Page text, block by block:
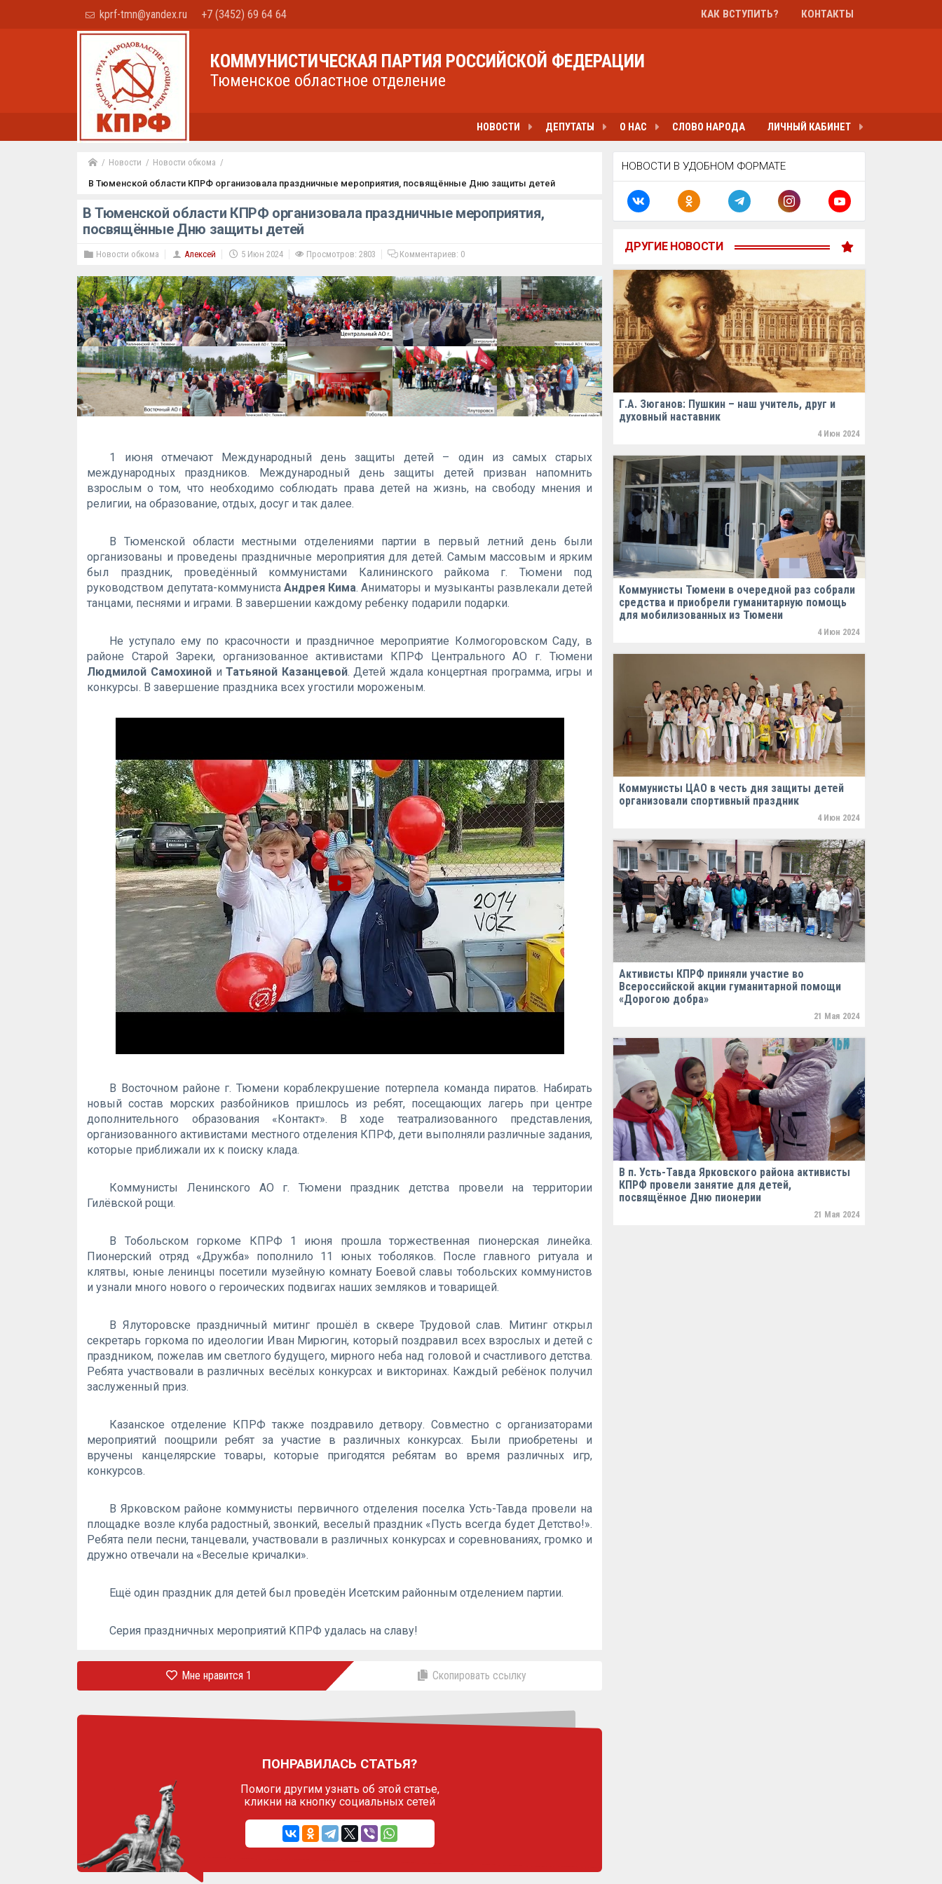
kprf-tmn@yandex.ru +7 (3452) 69 64 64 КАК ВСТУПИТЬ? КОНТАКТЫ
КОММУНИСТИЧЕСКАЯ ПАРТИЯ РОССИЙСКОЙ ФЕДЕРАЦИИ
Тюменское областное отделение
НОВОСТИ ДЕПУТАТЫ О НАС СЛОВО НАРОДА ЛИЧНЫЙ КАБИНЕТ
Новости
Новости обкома
В Тюменской области КПРФ организовала праздничные мероприятия, посвящённые Дню защиты детей
В Тюменской области КПРФ организовала праздничные мероприятия,
посвящённые Дню защиты детей
Новости обкома Алексей 5 Июн 2024 Просмотров: 2803 Комментариев: 0
1 июня отмечают Международный день защиты детей – один из самых старых
международных праздников. Международный день защиты детей призван напомнить
взрослым о том, что необходимо соблюдать права детей на жизнь, на свободу мнения и
религии, на образование, отдых, досуг и так далее.
В Тюменской области местными отделениями партии в первый летний день были
организованы и проведены праздничные мероприятия для детей. Самым массовым и ярким
был праздник, проведённый коммунистами Калининского райкома г. Тюмени под
руководством депутата-коммуниста Андрея Кима. Аниматоры и музыканты развлекали детей
танцами, песнями и играми. В завершении каждому ребенку подарили подарки.
Не уступало ему по красочности и праздничное мероприятие Колмогоровском Саду, в
районе Старой Зареки, организованное активистами КПРФ Центрального АО г. Тюмени
Людмилой СамохинойиТатьяной Казанцевой. Детей ждала концертная программа, игры и
конкурсы. В завершение праздника всех угостили мороженым.
В Восточном районе г. Тюмени кораблекрушение потерпела команда пиратов. Набирать
новый состав морских разбойников пришлось из ребят, посещающих лагерь при центре
дополнительного образования «Контакт». В ходе театрализованного представления,
организованного активистами местного отделения КПРФ, дети выполняли различные задания,
которые приближали их к поиску клада.
Коммунисты Ленинского АО г. Тюмени праздник детства провели на территории
Гилёвской рощи.
В Тобольском горкоме КПРФ 1 июня прошла торжественная пионерская линейка.
Пионерский отряд «Дружба» пополнило 11 юных тоболяков. После главного ритуала и
клятвы, юные ленинцы посетили музейную комнату Боевой славы тобольских коммунистов
и узнали много нового о героических подвигах наших земляков и товарищей.
В Ялуторовске праздничный митинг прошёл в сквере Трудовой слав. Митинг открыл
секретарь горкома по идеологии Иван Мирюгин, который поздравил всех взрослых и детей с
праздником, пожелав им светлого будущего, мирного неба над головой и счастливого детства.
Ребята участвовали в различных весёлых конкурсах и викторинах. Каждый ребёнок получил
заслуженный приз.
Казанское отделение КПРФ также поздравило детвору. Совместно с организаторами
мероприятий поощрили ребят за участие в различных конкурсах. Были приобретены и
вручены канцелярские товары, которые пригодятся ребятам во время различных игр,
конкурсов.
В Ярковском районе коммунисты первичного отделения поселка Усть-Тавда провели на
площадке возле клуба радостный, звонкий, веселый праздник «Пусть всегда будет Детство!».
Ребята пели песни, танцевали, участвовали в различных конкурсах и соревнованиях, громко и
дружно отвечали на «Веселые кричалки».
Ещё один праздник для детей был проведён Исетским районным отделением партии.
Серия праздничных мероприятий КПРФ удалась на славу!
Мне нравится 1 Скопировать ссылку
ПОНРАВИЛАСЬ СТАТЬЯ?
Помоги другим узнать об этой статье,
кликни на кнопку социальных сетей
НОВОСТИ В УДОБНОМ ФОРМАТЕ
ДРУГИЕ НОВОСТИ
Г.А. Зюганов: Пушкин – наш учитель, друг и
духовный наставник
4 Июн 2024
Коммунисты Тюмени в очередной раз собрали
средства и приобрели гуманитарную помощь
для мобилизованных из Тюмени
4 Июн 2024
Коммунисты ЦАО в честь дня защиты детей
организовали спортивный праздник
4 Июн 2024
Активисты КПРФ приняли участие во
Всероссийской акции гуманитарной помощи
«Дорогою добра»
21 Мая 2024
В п. Усть-Тавда Ярковского района активисты
КПРФ провели занятие для детей,
посвящённое Дню пионерии
21 Мая 2024